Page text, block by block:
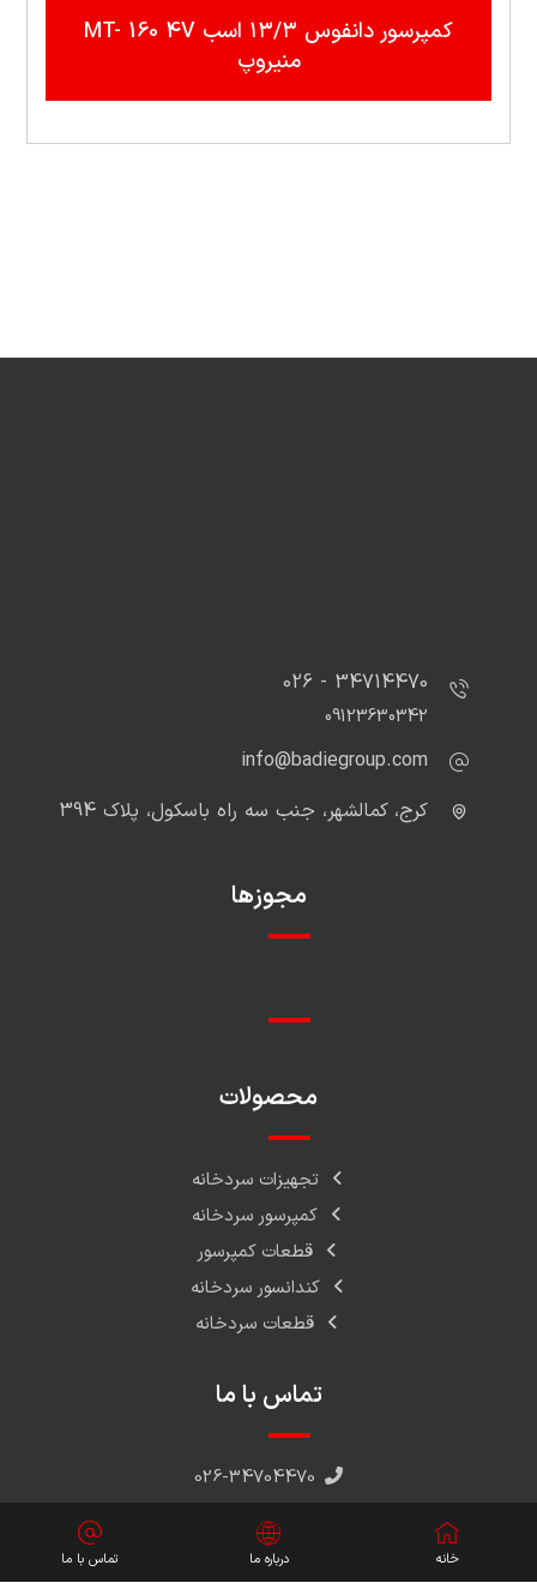
کمپرسور دانفوس ۱۳/۳ اسب MT- 160 4V
منيروپ
34714470 - 026
09123630342
info@badiegroup.com
کرج، کمالشهر، جنب سه راه باسکول، پلاک 394
مجوزها
محصولات
تجهیزات سردخانه
کمپرسور سردخانه
قطعات کمپرسور
کندانسور سردخانه
قطعات سردخانه
تماس با ما
026-34704470
026-34700930
خانه درباره ما تماس با ما